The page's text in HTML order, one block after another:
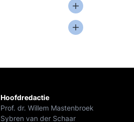
Hoofdredactie
Prof. dr. Willem Mastenbroek
Sybren van der Schaar